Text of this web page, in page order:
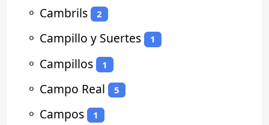
⚬ Cambrils 2
⚬ Campillo y Suertes 1
⚬ Campillos 1
⚬ Campo Real 5
⚬ Campos 1